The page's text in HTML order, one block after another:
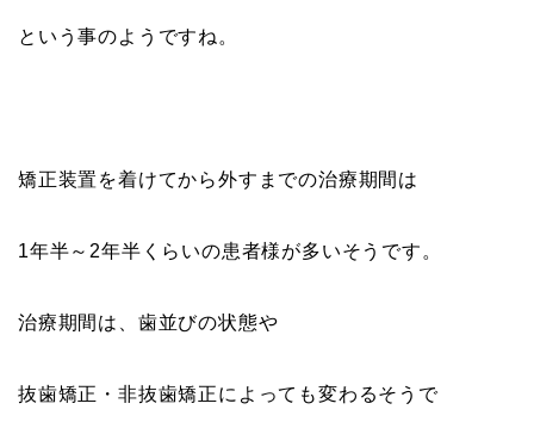
という事のようですね。
矯正装置を着けてから外すまでの治療期間は
1年半～2年半くらいの患者様が多いそうです。
治療期間は、歯並びの状態や
抜歯矯正・非抜歯矯正によっても変わるそうで